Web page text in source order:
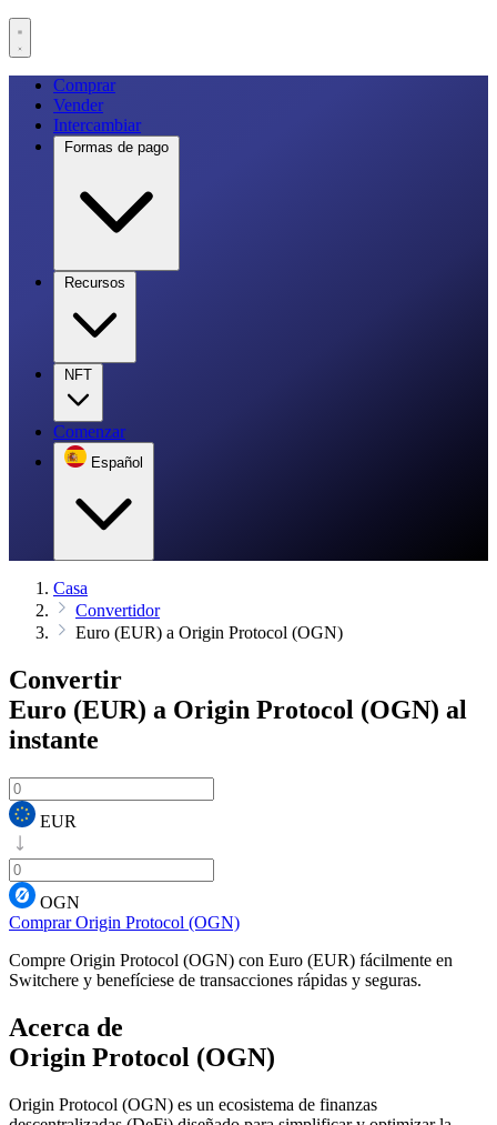
Comprar
Vender
Intercambiar
Formas de pago
Recursos
NFT
Comenzar
Español
Casa
Convertidor
Euro (EUR) a Origin Protocol (OGN)
Convertir
Euro (EUR) a Origin Protocol (OGN) al
instante
EUR
OGN
Comprar Origin Protocol (OGN)
Compre Origin Protocol (OGN) con Euro (EUR) fácilmente en
Switchere y benefíciese de transacciones rápidas y seguras.
Acerca de
Origin Protocol (OGN)
Origin Protocol (OGN) es un ecosistema de finanzas